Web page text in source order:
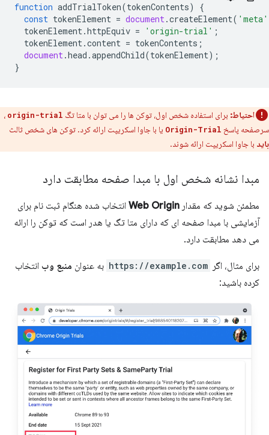
function addTrialToken(tokenContents)
{
const tokenElement = document .createElement( 'meta'
tokenElement .httpEquiv = 'origin-trial' ;
tokenElement .content = tokenContents ;
document .head .appendChild(tokenElement);
}
احتیاط: برای استفاده شخص اول، توکن ها را می توان با متا تگ origin-trial ،
سرصفحه پاسخ Origin-Trial یا با جاوا اسکریپت ارائه کرد. توکن های شخص ثالث
باید با جاوا اسکریپت ارائه شوند.
مبدا نشانه شخص اول با مبدا صفحه مطابقت دارد
مطمئن شوید که مقدار Web Origin انتخاب شده هنگام ثبت نام برای
آزمایشی با مبدا صفحه ای که دارای متا تگ یا هدر است که توکن را ارائه
می دهد مطابقت دارد.
برای مثال، اگر https://example.com به عنوان منبع وب انتخاب
کرده باشید: